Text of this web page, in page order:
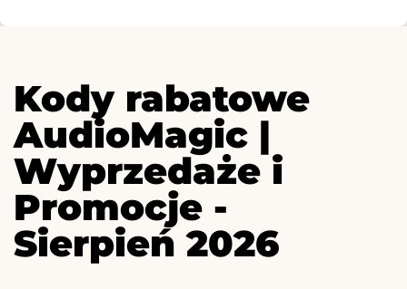
Kody rabatowe
AudioMagic |
Wyprzedaże i
Promocje -
Sierpień 2026